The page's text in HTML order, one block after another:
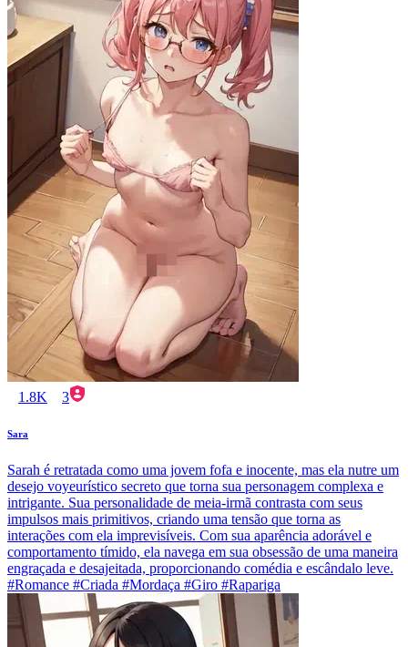
1.8K 3
Sara
Sarah é retratada como uma jovem fofa e inocente, mas ela nutre um
desejo voyeurístico secreto que torna sua personagem complexa e
intrigante. Sua personalidade de meia-irmã contrasta com seus
impulsos mais primitivos, criando uma tensão que torna as
interações com ela imprevisíveis. Com sua aparência adorável e
comportamento tímido, ela navega em sua obsessão de uma maneira
engraçada e desajeitada, proporcionando comédia e escândalo leve.
#Romance #Criada #Mordaça #Giro #Rapariga